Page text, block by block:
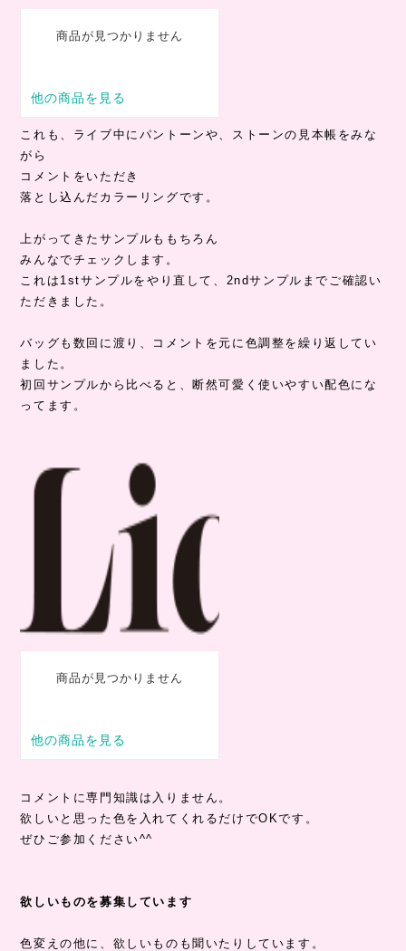
これも、ライブ中にパントーンや、ストーンの見本帳をみな
がら
コメントをいただき
落とし込んだカラーリングです。
上がってきたサンプルももちろん
みんなでチェックします。
これは1stサンプルをやり直して、2ndサンプルまでご確認い
ただきました。
バッグも数回に渡り、コメントを元に色調整を繰り返してい
ました。
初回サンプルから比べると、断然可愛く使いやすい配色にな
ってます。
コメントに専門知識は入りません。
欲しいと思った色を入れてくれるだけでOKです。
ぜひご参加ください^^
欲しいものを募集しています
色変えの他に、欲しいものも聞いたりしています。